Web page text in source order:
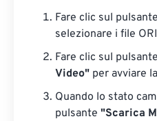
Fare clic sul pulsante
selezionare i file
Fare clic sul pulsante
Video" per avviare
Quando lo stato
pulsante "Scarica